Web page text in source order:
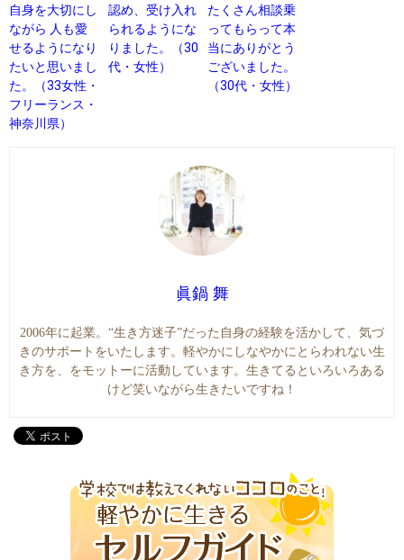
自身を大切にし
ながら 人も愛
せるようになり
たいと思いまし
た。（33女性・
フリーランス・
神奈川県）
認め、受け入れ
られるようにな
りました。（30
代・女性）
たくさん相談乗
ってもらって本
当にありがとう
ございました。
（30代・女性）
眞鍋 舞
2006年に起業。“生き方迷子”だった自身の経験を活かして、気づ
きのサポートをいたします。軽やかにしなやかにとらわれない生
き方を、をモットーに活動しています。生きてるといろいろある
けど笑いながら生きたいですね！